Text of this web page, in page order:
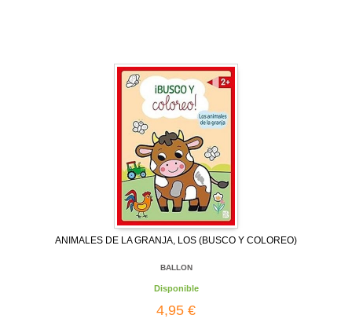
ANIMALES DE LA GRANJA, LOS (BUSCO Y COLOREO)
BALLON
Disponible
4,95 €